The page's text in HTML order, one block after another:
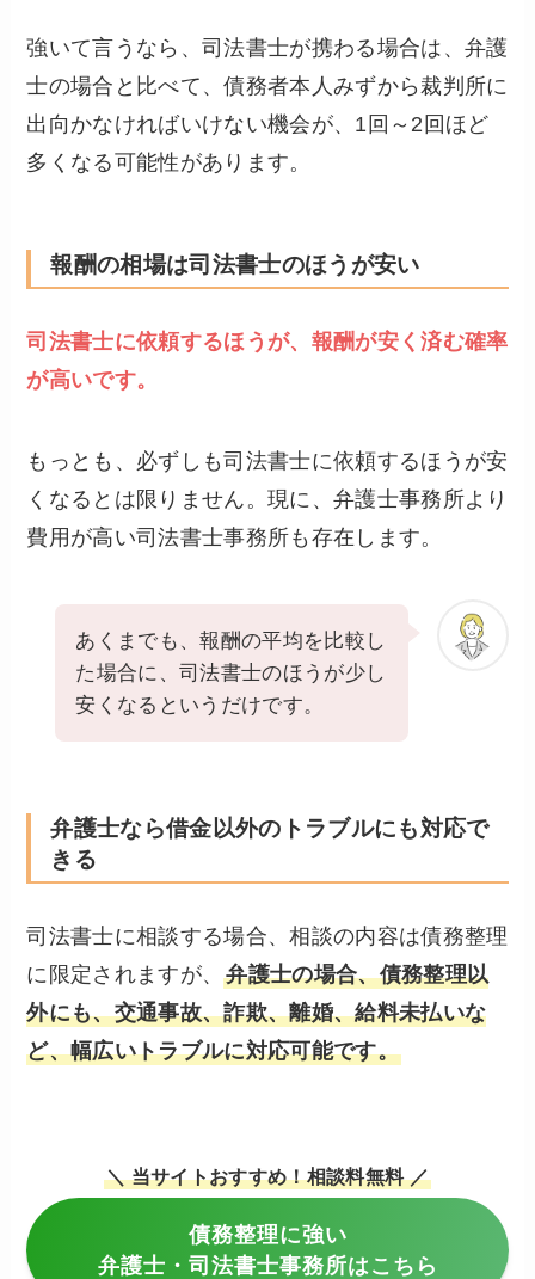
強いて言うなら、司法書士が携わる場合は、弁護
士の場合と比べて、債務者本人みずから裁判所に
出向かなければいけない機会が、1回～2回ほど
多くなる可能性があります。
報酬の相場は司法書士のほうが安い
司法書士に依頼するほうが、報酬が安く済む確率
が高いです。
もっとも、必ずしも司法書士に依頼するほうが安
くなるとは限りません。現に、弁護士事務所より
費用が高い司法書士事務所も存在します。
あくまでも、報酬の平均を比較し
た場合に、司法書士のほうが少し
安くなるというだけです。
弁護士なら借金以外のトラブルにも対応で
きる
司法書士に相談する場合、相談の内容は債務整理
に限定されますが、弁護士の場合、債務整理以
外にも、交通事故、詐欺、離婚、給料未払いな
ど、幅広いトラブルに対応可能です。
＼ 当サイトおすすめ！相談料無料 ／
債務整理に強い
弁護士・司法書士事務所はこちら